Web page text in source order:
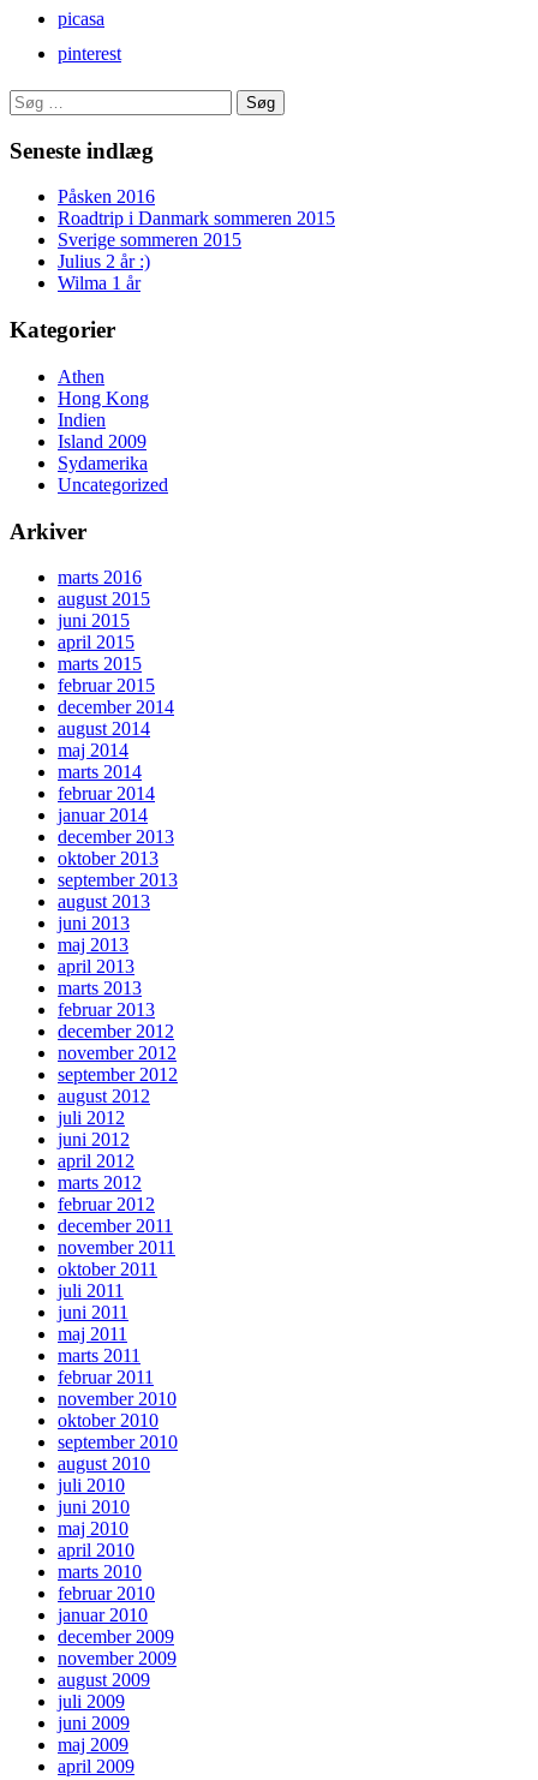
picasa
pinterest
Søg
efter:
Seneste indlæg
Påsken 2016
Roadtrip i Danmark sommeren 2015
Sverige sommeren 2015
Julius 2 år :)
Wilma 1 år
Kategorier
Athen
Hong Kong
Indien
Island 2009
Sydamerika
Uncategorized
Arkiver
marts 2016
august 2015
juni 2015
april 2015
marts 2015
februar 2015
december 2014
august 2014
maj 2014
marts 2014
februar 2014
januar 2014
december 2013
oktober 2013
september 2013
august 2013
juni 2013
maj 2013
april 2013
marts 2013
februar 2013
december 2012
november 2012
september 2012
august 2012
juli 2012
juni 2012
april 2012
marts 2012
februar 2012
december 2011
november 2011
oktober 2011
juli 2011
juni 2011
maj 2011
marts 2011
februar 2011
november 2010
oktober 2010
september 2010
august 2010
juli 2010
juni 2010
maj 2010
april 2010
marts 2010
februar 2010
januar 2010
december 2009
november 2009
august 2009
juli 2009
juni 2009
maj 2009
april 2009